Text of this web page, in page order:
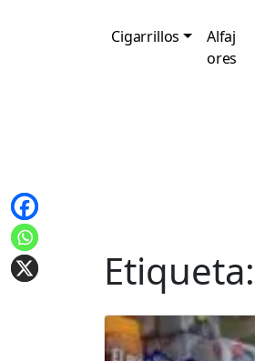
Cigarrillos
Alfaj
ores
Etiqueta: